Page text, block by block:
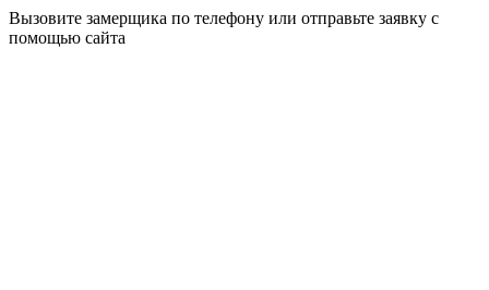
Вызовите замерщика по телефону или отправьте заявку с
помощью сайта